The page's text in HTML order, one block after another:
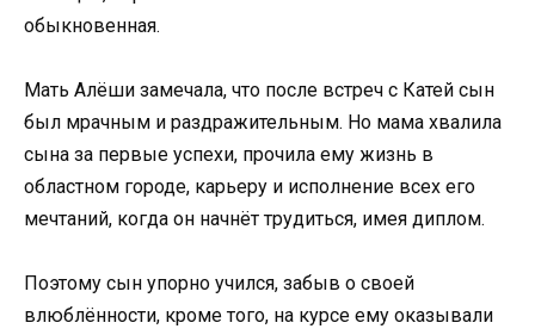
обыкновенная.
Мать Алёши замечала, что после встреч с Катей сын
был мрачным и раздражительным. Но мама хвалила
сына за первые успехи, прочила ему жизнь в
областном городе, карьеру и исполнение всех его
мечтаний, когда он начнёт трудиться, имея диплом.
Поэтому сын упорно учился, забыв о своей
влюблённости, кроме того, на курсе ему оказывали